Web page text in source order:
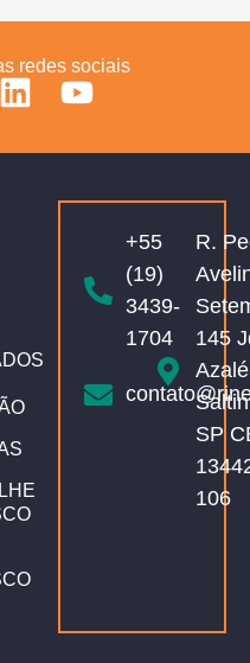
redes sociais
+55
(19)
3439-
1704
R.
145
SP
106